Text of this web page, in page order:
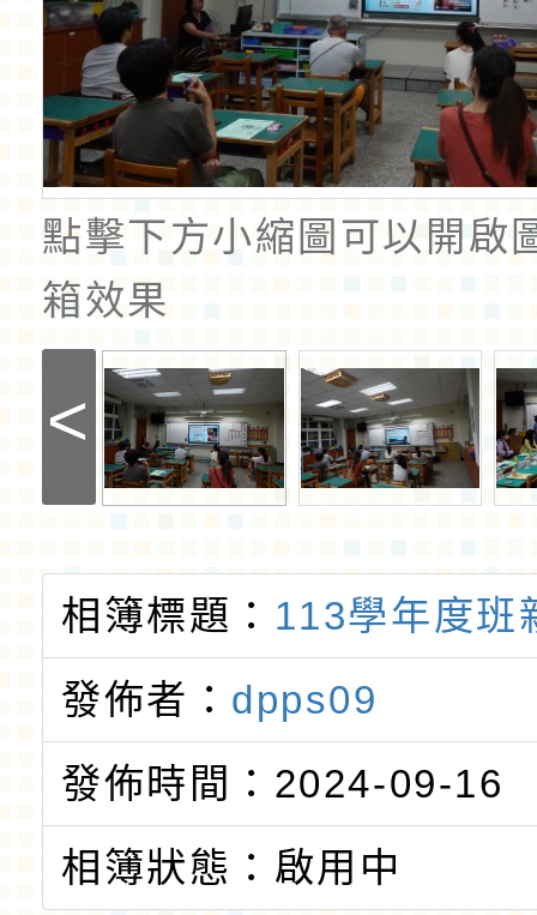
點擊下方小縮圖可以開啟
箱效果
<
相簿標題： 113學年度班
發佈者： dpps09
發佈時間：2024-09-16
相簿狀態：啟用中